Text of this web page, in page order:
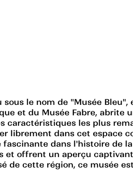
le nom de "Musée
et du Musée Fabre,
caractéristiques les plus
librement dans cet espace
dans l'histoire de
et offrent un aperçu
de cette région, ce musée